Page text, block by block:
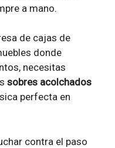
a mano.
de cajas de
donde
necesitas
sobres acolchados
perfecta en
contra el paso